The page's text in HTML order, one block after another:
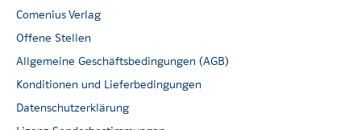
Comenius Verlag
Offene Stellen
Allgemeine Geschäftsbedingungen (AGB)
Konditionen und Lieferbedingungen
Datenschutzerklärung